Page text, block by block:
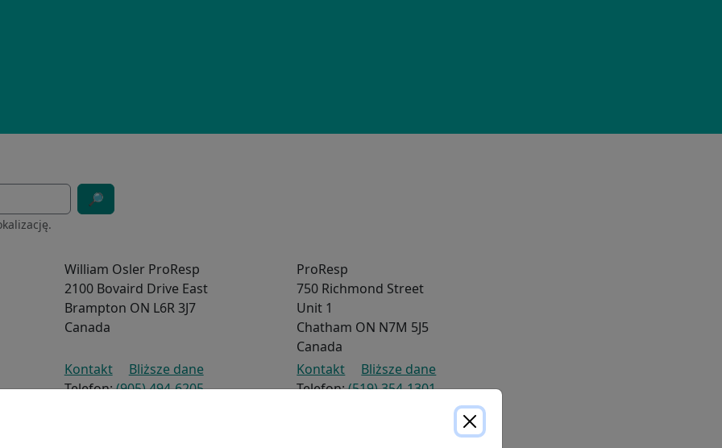
🔎︎
William Osler ProResp
2100 Bovaird Drive East
Brampton ON L6R 3J7
Canada
Kontakt
Bliższe dane
Telefon:(905) 494-6205
ProResp
750 Richmond Street
Unit 1
Chatham ON N7M 5J5
Canada
Kontakt
Bliższe dane
Telefon:(519) 354-1301